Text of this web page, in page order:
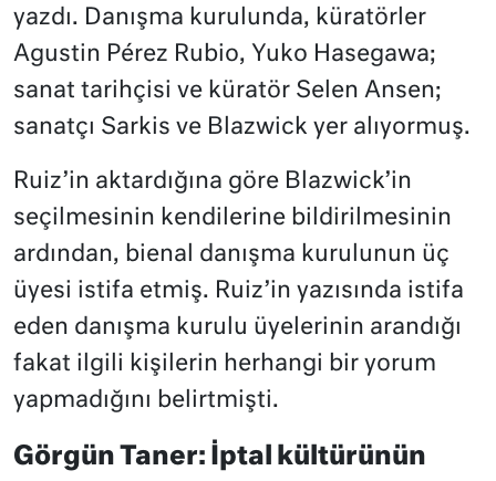
yazdı. Danışma kurulunda, küratörler
Agustin Pérez Rubio, Yuko Hasegawa;
sanat tarihçisi ve küratör Selen Ansen;
sanatçı Sarkis ve Blazwick yer alıyormuş.
Ruiz’in aktardığına göre Blazwick’in
seçilmesinin kendilerine bildirilmesinin
ardından, bienal danışma kurulunun üç
üyesi istifa etmiş. Ruiz’in yazısında istifa
eden danışma kurulu üyelerinin arandığı
fakat ilgili kişilerin herhangi bir yorum
yapmadığını belirtmişti.
Görgün Taner: İptal kültürünün